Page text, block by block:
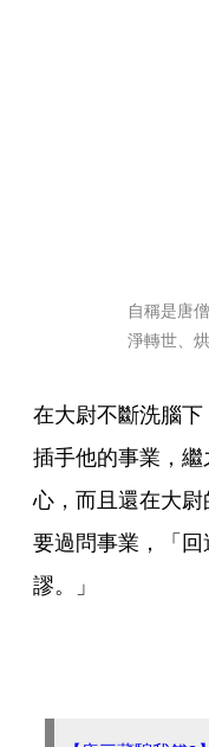
自稱是唐
淨轉世、
在大尉不斷洗腦
插手他的事業，
心，而且還在大
要過問事業，「
謬。」